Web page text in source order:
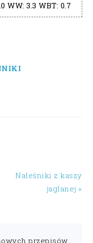
WW:3.3 WBT: 0.7
Naleśniki z kaszy
jaglanej »
przepisów